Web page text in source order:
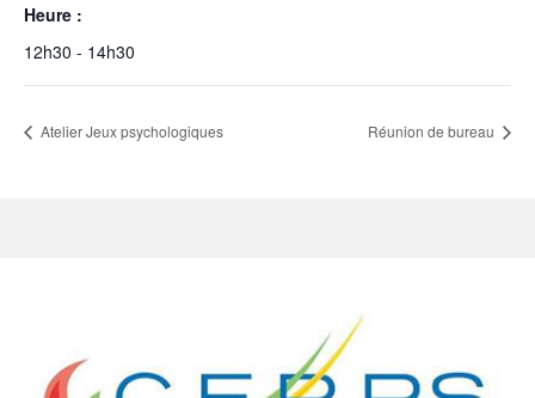
Heure :
12h30 - 14h30
Atelier Jeux psychologiques Réunion de bureau